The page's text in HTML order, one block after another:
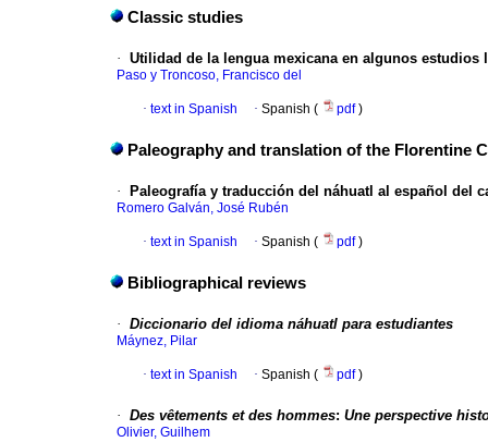
Classic studies
· Utilidad de la lengua mexicana en algunos estudios
Paso y Troncoso, Francisco del
· text in Spanish · Spanish ( pdf)
Paleography and translation of the Florentine
· Paleografía y traducción del náhuatl al español del
Romero Galván, José Rubén
· text in Spanish · Spanish ( pdf)
Bibliographical reviews
· Diccionario del idioma náhuatl para estudiantes
Máynez, Pilar
· text in Spanish · Spanish ( pdf)
· Des vêtements et des hommes: Une perspective
Olivier, Guilhem